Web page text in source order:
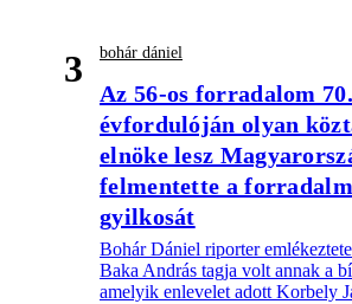
3 bohár dániel
Az 56-os forradalom 70.
évfordulóján olyan
elnöke lesz
felmentette a
gyilkosát
Bohár Dániel riporter
Baka András tagja volt annak a
amelyik enlevelet adott Korbely